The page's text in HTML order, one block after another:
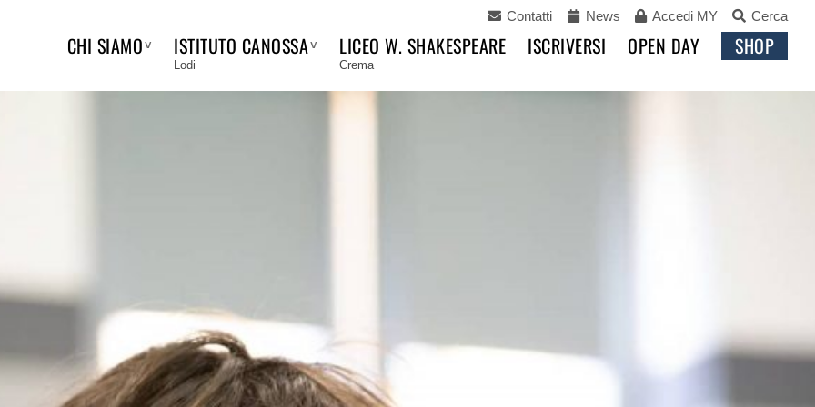
CHI SIAMO ISTITUTO CANOSSA
Lodi
LICEO W. SHAKESPEARE
Crema
ISCRIVERSI OPEN DAY SHOP
Contatti News Accedi MY Cerca